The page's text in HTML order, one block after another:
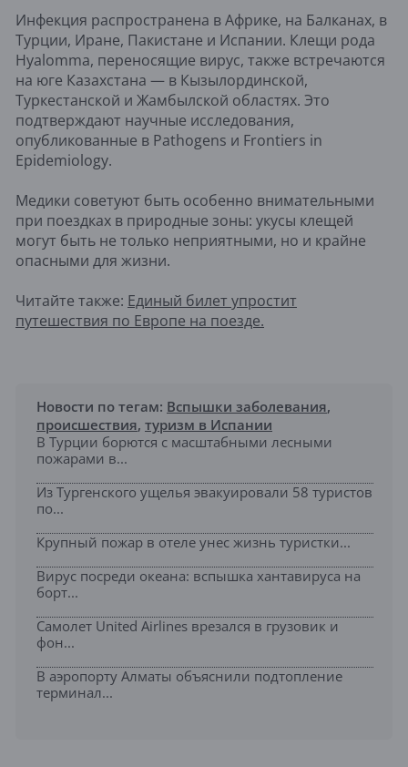
Инфекция распространена в Африке, на Балканах, в
Турции, Иране, Пакистане и Испании. Клещи рода
Hyalomma, переносящие вирус, также встречаются
на юге Казахстана — в Кызылординской,
Туркестанской и Жамбылской областях. Это
подтверждают научные исследования,
опубликованные в Pathogens и Frontiers in
Epidemiology.
Медики советуют быть особенно внимательными
при поездках в природные зоны: укусы клещей
могут быть не только неприятными, но и крайне
опасными для жизни.
Читайте также: Единый билет упростит
путешествия по Европе на поезде.
Новости по тегам: Вспышки заболевания,
происшествия, туризм в Испании
В Турции борются с масштабными лесными
пожарами в...
Из Тургенского ущелья эвакуировали 58 туристов
по...
Крупный пожар в отеле унес жизнь туристки...
Вирус посреди океана: вспышка хантавируса на
борт...
Самолет United Airlines врезался в грузовик и
фон...
В аэропорту Алматы объяснили подтопление
терминал...